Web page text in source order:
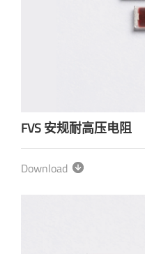
FVS 安规耐高压电阻
Download